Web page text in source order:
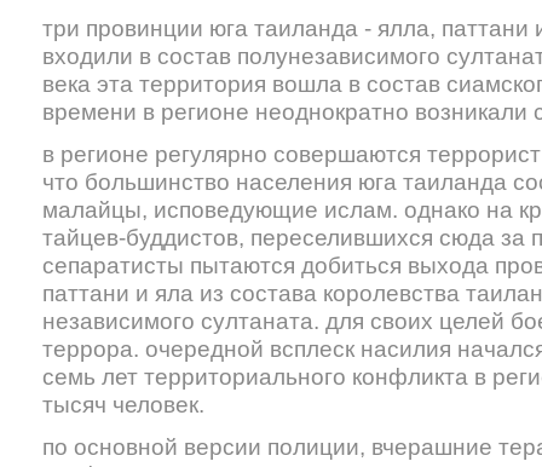
три провинции юга таиланда - ялла,
входили в состав полунезависимого
века эта территория вошла в состав
времени в регионе неоднократно возникали
в регионе регулярно совершаются
что большинство населения юга таиланда
малайцы, исповедующие ислам. однако на
тайцев-буддистов, переселившихся сюда за
сепаратисты пытаются добиться выхода
паттани и яла из состава королевства
независимого султаната. для своих целей
террора. очередной всплеск насилия
семь лет территориального конфликта в
тысяч человек.
по основной версии полиции, вчерашние